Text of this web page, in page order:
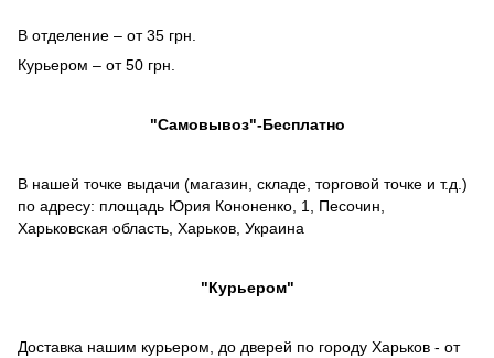
В отделение – от 35 грн.
Курьером – от 50 грн.
"Самовывоз"-Бесплатно
В нашей точке выдачи (магазин, складе, торговой точке и т.д.)
по адресу: площадь Юрия Кононенко, 1, Песочин,
Харьковская область, Харьков, Украина
"Курьером"
Доставка нашим курьером, до дверей по городу Харьков - от